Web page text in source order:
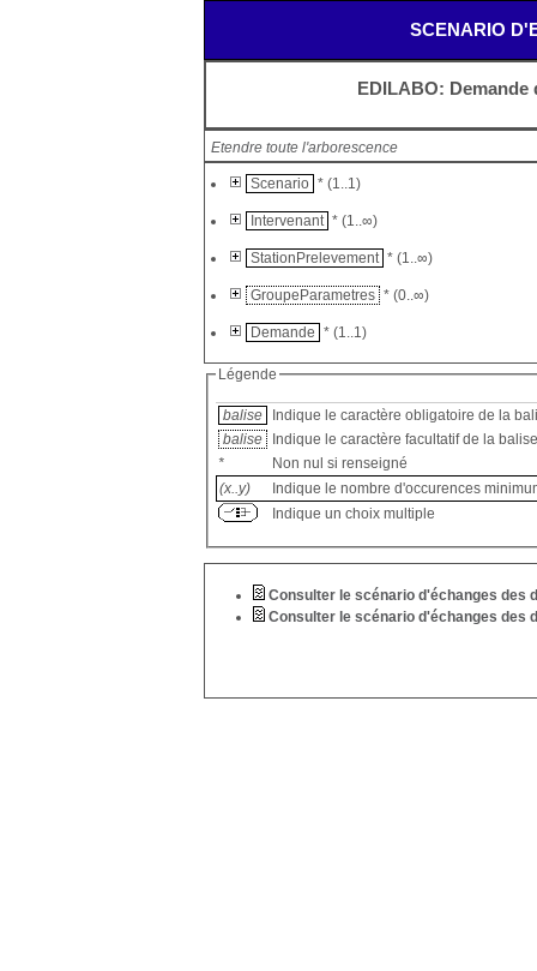
SCENARIO
EDILABO: Demande
Etendre toute l'arborescence
Scenario * (1..1)
Intervenant * (1..∞)
StationPrelevement * (1..∞)
GroupeParametres * (0..∞)
Demande * (1..1)
Légende
balise
Indique le caractère obligatoire de la
balise
Indique le caractère facultatif de la balise
*
Non nul si renseigné
(x..y)
Indique le nombre d'occurences
Indique un choix multiple
Consulter le scénario d'échanges des
Consulter le scénario d'échanges des